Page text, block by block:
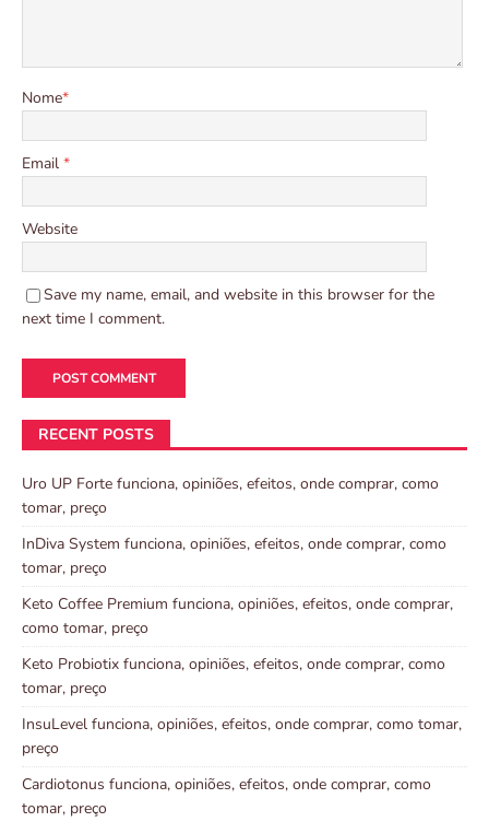
Nome*
Email *
Website
Save my name, email, and website in this browser for the
next time I comment.
RECENT POSTS
Uro UP Forte funciona, opiniões, efeitos, onde comprar, como
tomar, preço
InDiva System funciona, opiniões, efeitos, onde comprar, como
tomar, preço
Keto Coffee Premium funciona, opiniões, efeitos, onde comprar,
como tomar, preço
Keto Probiotix funciona, opiniões, efeitos, onde comprar, como
tomar, preço
InsuLevel funciona, opiniões, efeitos, onde comprar, como tomar,
preço
Cardiotonus funciona, opiniões, efeitos, onde comprar, como
tomar, preço